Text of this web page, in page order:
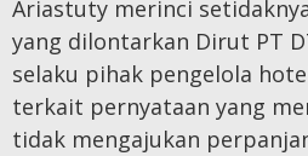
Ariastuty merinci
yang dilontarkan Dirut PT
selaku pihak pengelola
terkait pernyataan yang
tidak mengajukan